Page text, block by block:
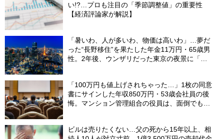
い!?…プロも注目の「季節調整値」の重要性
【経済評論家が解説】
「暑いわ、人が多いわ、物価は高いわ」…夢だ
った“長野移住”を果たした年金11万円・65歳男
性。2年後、ウンザリだった東京の夜景に「癒
「100万円も値上げされちゃった…」1枚の同意
書にサインした年収850万円・53歳会社員の後
悔。マンション管理組合の役員は、面倒でも自
ビルは売りたくない…父の死から15年以上、相